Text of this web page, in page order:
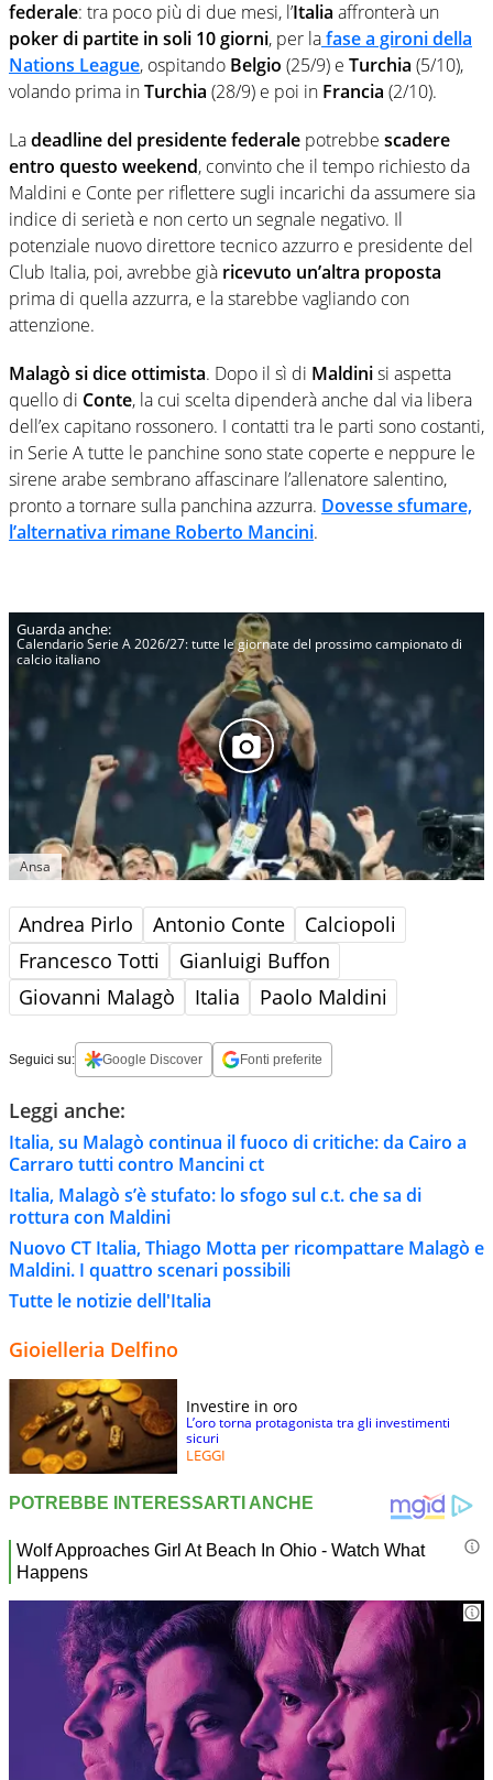
federale: tra poco più di due mesi, l’Italia affronterà un
poker di partite in soli 10 giorni, per lafase a gironi della
Nations League, ospitando Belgio (25/9) e Turchia (5/10),
volando prima inTurchia (28/9) e poi in Francia (2/10).
Ladeadline del presidente federale potrebbe scadere
entro questo weekend, convinto che il tempo richiesto da
Maldini e Conte per riflettere sugli incarichi da assumere sia
indice di serietà e non certo un segnale negativo. Il
potenziale nuovo direttore tecnico azzurro e presidente del
Club Italia, poi, avrebbe già ricevuto un’altra proposta
prima di quella azzurra, e la starebbe vagliando con
attenzione.
Malagò si dice ottimista. Dopo il sì di Maldinisi aspetta
quello di Conte, la cui scelta dipenderà anche dal via libera
dell’ex capitano rossonero. I contatti tra le parti sono costanti,
in Serie A tutte le panchine sono state coperte e neppure le
sirene arabe sembrano affascinare l’allenatore salentino,
pronto a tornare sulla panchina azzurra. Dovesse sfumare,
l’alternativa rimane Roberto Mancini.
Calendario Serie A 2026/27: tutte le giornate del prossimo campionato di
calcio italiano
Ansa
Andrea Pirlo Antonio Conte
Calciopoli
Francesco Totti
Gianluigi Buffon
Giovanni Malagò
Italia Paolo Maldini
Seguici su: Google Discover Fonti preferite
Leggi anche:
Italia, su Malagò continua il fuoco di critiche: da Cairo a
Carraro tutti contro Mancini ct
Italia, Malagò s’è stufato: lo sfogo sul c.t. che sa di
rottura con Maldini
Nuovo CT Italia, Thiago Motta per ricompattare Malagò e
Maldini. I quattro scenari possibili
Tutte le notizie dell'Italia
Gioielleria Delfino
Investire in oro
L’oro torna protagonista tra gli investimenti
sicuri
LEGGI